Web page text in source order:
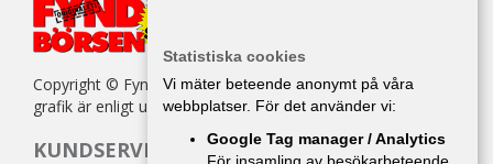
Copyright © Fyndbörsen. All kopiering av texter, bilder eller
grafik är enligt upphovsrättslagen förbjuden.
KUNDSERVICE
Statistiska cookies
Vi mäter beteende anonymt på våra
webbplatser. För det använder vi:
Google Tag manager / Analytics